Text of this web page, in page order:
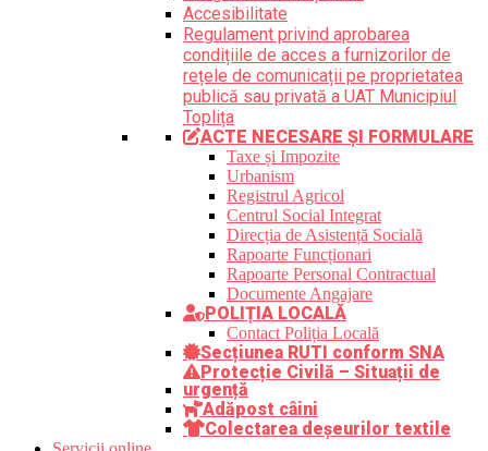
Accesibilitate
Regulament privind aprobarea
condițiile de acces a furnizorilor de
rețele de comunicații pe proprietatea
publică sau privată a UAT Municipiul
Toplița
ACTE NECESARE ȘI FORMULARE
Taxe și Impozite
Urbanism
Registrul Agricol
Centrul Social Integrat
Direcția de Asistență Socială
Rapoarte Funcționari
Rapoarte Personal Contractual
Documente Angajare
POLIȚIA LOCALĂ
Contact Poliția Locală
Secțiunea RUTI conform SNA
Protecție Civilă – Situații de
urgență
Adăpost câini
Colectarea deșeurilor textile